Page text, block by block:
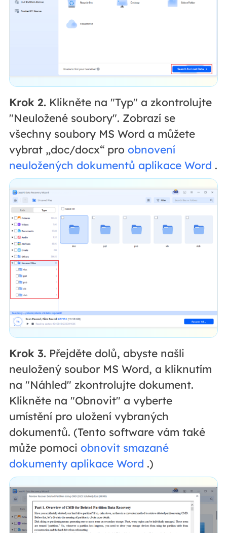
Krok 2.Klikněte na "Typ" a zkontrolujte
"Neuložené soubory". Zobrazí se
všechny soubory MS Word a můžete
vybrat „doc/docx“ pro obnovení
neuložených dokumentů aplikace Word .
Krok 3.Přejděte dolů, abyste našli
neuložený soubor MS Word, a kliknutím
na "Náhled" zkontrolujte dokument.
Klikněte na "Obnovit" a vyberte
umístění pro uložení vybraných
dokumentů. (Tento software vám také
může pomoci obnovit smazané
dokumenty aplikace Word .)